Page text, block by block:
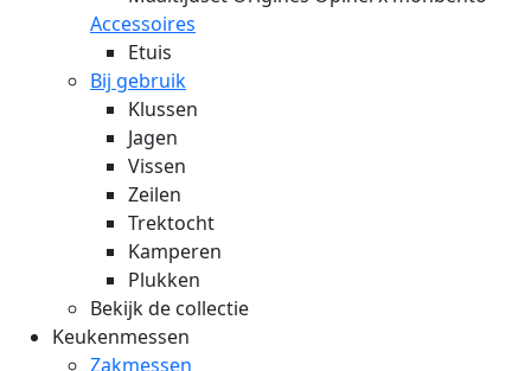
Accessoires
Etuis
Bij gebruik
Klussen
Jagen
Vissen
Zeilen
Trektocht
Kamperen
Plukken
Bekijk de collectie
Keukenmessen
Zakmessen